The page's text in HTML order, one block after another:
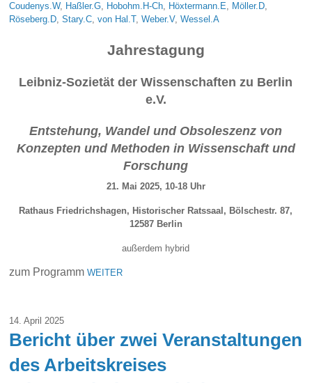
Coudenys.W, Haßler.G, Hobohm.H-Ch, Höxtermann.E, Möller.D,
Röseberg.D,Stary.C,von Hal.T,Weber.V,Wessel.A
Jahrestagung
Leibniz-Sozietät der Wissenschaften zu Berlin
e.V.
Entstehung, Wandel und Obsoleszenz von
Konzepten und Methoden in Wissenschaft und
Forschung
21. Mai 2025, 10-18 Uhr
Rathaus Friedrichshagen, Historischer Ratssaal, Bölschestr. 87,
12587 Berlin
außerdem hybrid
zum Programm WEITER
14. April 2025
Bericht über zwei Veranstaltungen
des Arbeitskreises